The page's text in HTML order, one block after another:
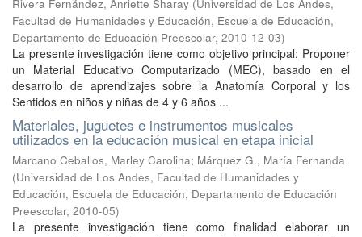
Rivera Fernández, Anriette Sharay (Universidad de Los Andes,
Facultad de Humanidades y Educación, Escuela de Educación,
Departamento de Educación Preescolar, 2010-12-03)
La presente investigación tiene como objetivo principal: Proponer
un Material Educativo Computarizado (MEC), basado en el
desarrollo de aprendizajes sobre la Anatomía Corporal y los
Sentidos en niños y niñas de 4 y 6 años ...
Materiales, juguetes e instrumentos musicales
utilizados en la educación musical en etapa inicial
Marcano Ceballos, Marley Carolina; Márquez G., María Fernanda
(Universidad de Los Andes, Facultad de Humanidades y
Educación, Escuela de Educación, Departamento de Educación
Preescolar, 2010-05)
La presente investigación tiene como finalidad elaborar un